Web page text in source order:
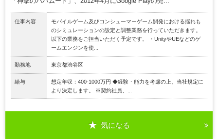
仕事内容
モバイルゲーム及びコンシューマーゲーム開発における揺れも
のシミュレーションの設定と調整業務を行っていただきます。
以下の業務をご担当いただく予定です。 ・UnityやUEなどのゲ
ームエンジンを使...
勤務地 東京都渋谷区
給与
想定年収：400-1000万円 ◆経験・能力を考慮の上、当社規定に
より決定します。 ※契約社員、...
気になる